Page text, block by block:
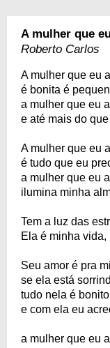
A mulher que
Roberto Carlos
A mulher que eu
é bonita é
a mulher que eu
e até mais do
A mulher que eu
é tudo que eu
a mulher que eu
ilumina minha
Tem a luz das
Ela é minha
Seu amor é pra
se ela está
tudo nela é
e com ela eu
a mulher que eu